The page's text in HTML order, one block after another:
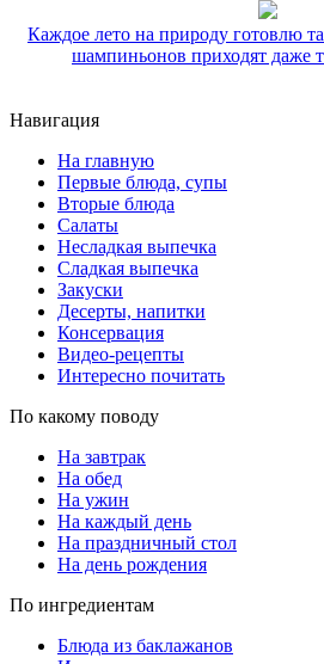
Каждое лето на природу готовлю
шампиньонов приходят даже
Навигация
На главную
Первые блюда, супы
Вторые блюда
Салаты
Несладкая выпечка
Сладкая выпечка
Закуски
Десерты, напитки
Консервация
Видео-рецепты
Интересно почитать
По какому поводу
На завтрак
На обед
На ужин
На каждый день
На праздничный стол
На день рождения
По ингредиентам
Блюда из баклажанов